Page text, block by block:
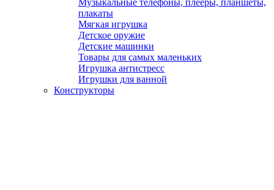
Музыкальные телефоны, плееры, планшеты,
плакаты
Мягкая игрушка
Детское оружие
Детские машинки
Товары для самых маленьких
Игрушка антистресс
Игрушки для ванной
Конструкторы